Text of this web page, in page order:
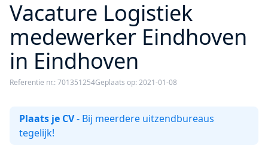
Vacature Logistiek
medewerker Eindhoven
in Eindhoven
Referentie nr.: 701351254Geplaats op: 2021-01-08
Plaats je CV- Bij meerdere uitzendbureaus
tegelijk!